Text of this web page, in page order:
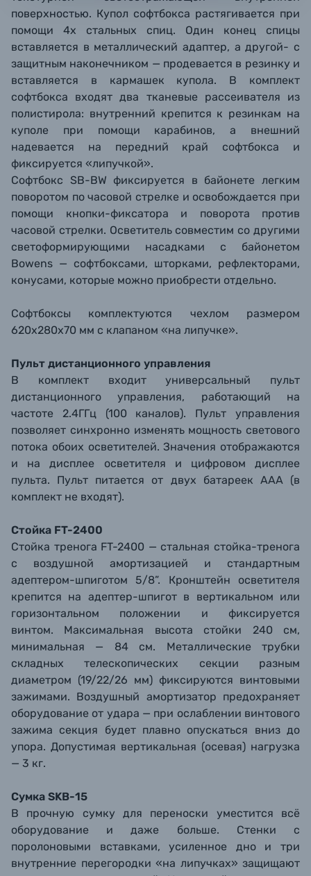
поверхностью. Купол софтбокса растягивается при
помощи 4х стальных спиц. Один конец спицы
вставляется в металлический адаптер, а другой- с
защитным наконечником — продевается в резинку и
вставляется в кармашек купола. В комплект
софтбокса входят два тканевые рассеивателя из
полистирола: внутренний крепится к резинкам на
куполе при помощи карабинов, а внешний
надевается на передний край софтбокса и
фиксируется «липучкой».
Софтбокс SB-BW фиксируется в байонете легким
поворотом по часовой стрелке и освобождается при
помощи кнопки-фиксатора и поворота против
часовой стрелки. Осветитель совместим со другими
светоформирующими насадками с байонетом
Bowens — софтбоксами, шторками, рефлекторами,
конусами, которые можно приобрести отдельно.
Софтбоксы комплектуются чехлом размером
620х280х70 мм с клапаном «на липучке».
Пульт дистанционного управления
В комплект входит универсальный пульт
дистанционного управления, работающий на
частоте 2.4ГГц (100 каналов). Пульт управления
позволяет синхронно изменять мощность светового
потока обоих осветителей. Значения отображаются
и на дисплее осветителя и цифровом дисплее
пульта. Пульт питается от двух батареек ААА (в
комплект не входят).
Стойка FT-2400
Стойка тренога FT-2400 — стальная стойка-тренога
с воздушной амортизацией и стандартным
адептером-шпиготом 5/8”. Кронштейн осветителя
крепится на адептер-шпигот в вертикальном или
горизонтальном положении и фиксируется
винтом. Максимальная высота стойки 240 см,
минимальная — 84 см. Металлические трубки
складных телескопических секции разным
диаметром (19/22/26 мм) фиксируются винтовыми
зажимами. Воздушный амортизатор предохраняет
оборудование от удара — при ослаблении винтового
зажима секция будет плавно опускаться вниз до
упора. Допустимая вертикальная (осевая) нагрузка
— 3 кг.
Сумка SKB-15
В прочную сумку для переноски уместится всё
оборудование и даже больше. Стенки с
поролоновыми вставками, усиленное дно и три
внутренние перегородки «на липучках» защищают